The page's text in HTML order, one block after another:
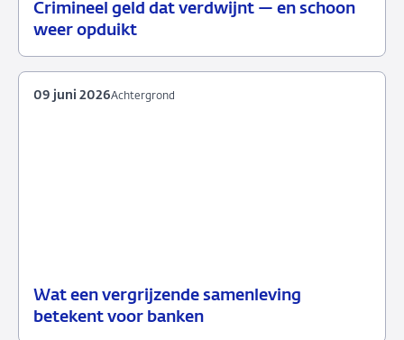
Crimineel geld dat verdwijnt — en schoon
weer opduikt
01
Podcast
Wat een vergrijzende samenleving
betekent voor banken
09
Achtergrond
Achtergrond
09 juni 2026